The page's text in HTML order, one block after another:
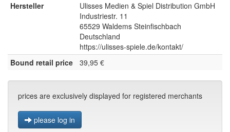
Hersteller
Ulisses Medien & Spiel Distribution GmbH
Industriestr. 11
65529 Waldems Steinfischbach
Deutschland
https://ulisses-spiele.de/kontakt/
Bound retail price
39,95 €
prices are exclusively displayed for registered merchants
please log in